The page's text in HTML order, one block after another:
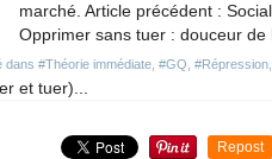
dans #Théorie immédiate #GQ #Répression
marché. Article précédent :
Opprimer sans tuer : douceur
et tuer)...
Repost